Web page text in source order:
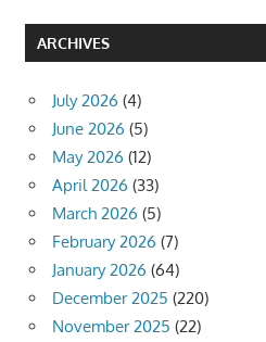
ARCHIVES
July 2026 (4)
June 2026 (5)
May 2026 (12)
April 2026 (33)
March 2026 (5)
February 2026 (7)
January 2026 (64)
December 2025 (220)
November 2025 (22)